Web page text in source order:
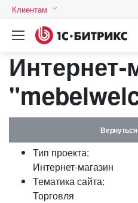
Клиентам
Логин
Пароль
Интернет-
Тип проекта:
Интернет-магазин
Тематика сайта:
Торговля